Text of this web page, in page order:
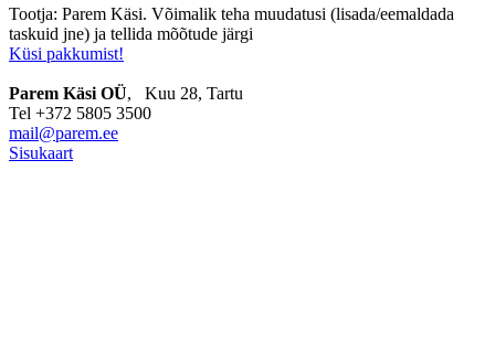
Tootja: Parem Käsi. Võimalik teha muudatusi (lisada/eemaldada
taskuid jne) ja tellida mõõtude järgi
Küsi pakkumist!
Parem Käsi OÜ, Kuu 28, Tartu
Tel +372 5805 3500
mail@parem.ee
Sisukaart